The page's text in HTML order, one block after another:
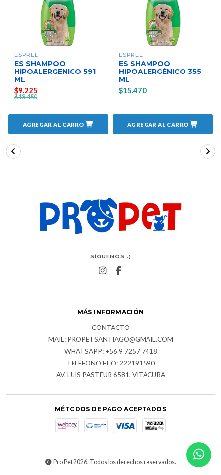
ESPREE
ES SHAMPOO
HIPOALERGENICO 591
ML
$9.225
$18.450
AGREGAR AL CARRO
ESPREE
ES SHAMPOO
HIPOALERGÉNICO 355
ML
$15.470
AGREGAR AL CARRO
SÍGUENOS :)
MÁS INFORMACIÓN
CONTACTO
MAIL: PROPETSANTIAGO@GMAIL.COM
WHATSAPP: +56 9 7257 7418
TELÉFONO FIJO: 222191590
AV. LUIS PASTEUR 6581, VITACURA
MÉTODOS DE PAGO ACEPTADOS
Pro Pet 2026. Todos los derechos reservados.